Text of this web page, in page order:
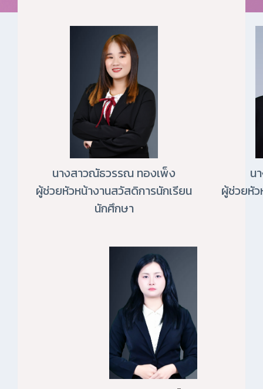
นางสาวณัธวรรณ ทองเพ็ง
ผู้ช่วยหัวหน้างานสวัสดิการนักเรียน
นักศึกษา
น
ผู้ช่วยหั